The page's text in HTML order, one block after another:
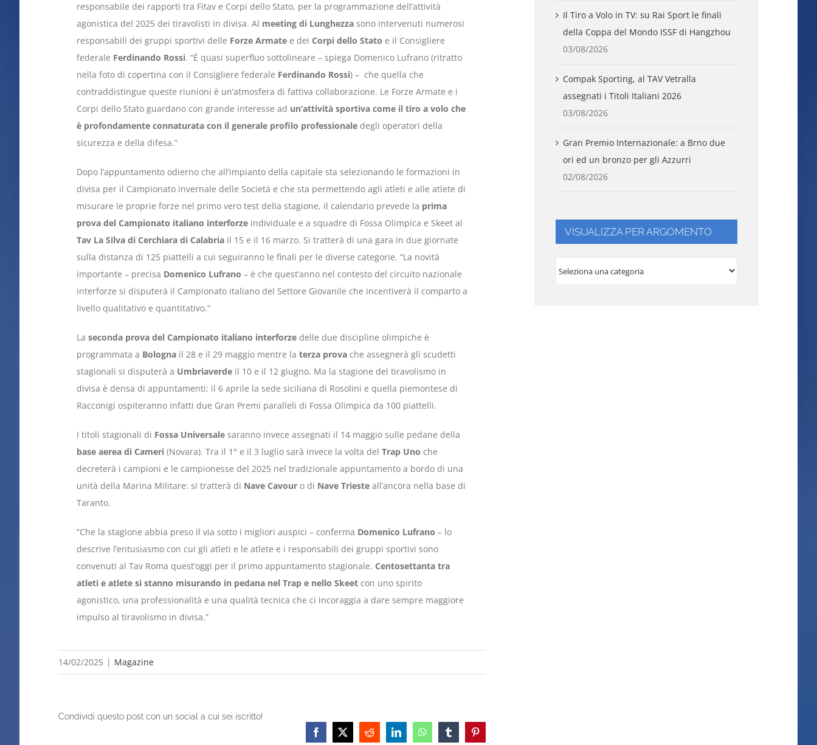
responsabile dei rapporti tra Fitav e Corpi dello Stato, per la programmazione dell’attività
agonistica del 2025 dei tiravolisti in divisa. Al meeting di Lunghezzasono intervenuti numerosi
responsabili dei gruppi sportivi delle Forze Armatee dei Corpi dello Stato e il Consigliere
federale Ferdinando Rossi. “È quasi superfluo sottolineare – spiega Domenico Lufrano (ritratto
nella foto di copertina con il Consigliere federale Ferdinando Rossi) – che quella che
contraddistingue queste riunioni è un’atmosfera di fattiva collaborazione. Le Forze Armate e i
Corpi dello Stato guardano con grande interesse ad un’attività sportiva come il tiro a volo che
è profondamente connaturata con il generale profilo professionaledegli operatori della
sicurezza e della difesa.”
Dopo l’appuntamento odierno che all’impianto della capitale sta selezionando le formazioni in
divisa per il Campionato invernale delle Società e che sta permettendo agli atleti e alle atlete di
misurare le proprie forze nel primo vero test della stagione, il calendario prevede la prima
prova del Campionato italiano interforzeindividuale e a squadre di Fossa Olimpica e Skeet al
Tav La Silva di Cerchiara di Calabriail 15 e il 16 marzo. Si tratterà di una gara in due giornate
sulla distanza di 125 piattelli a cui seguiranno le finali per le diverse categorie. “La novità
importante – precisa Domenico Lufrano – è che quest’anno nel contesto del circuito nazionale
interforze si disputerà il Campionato italiano del Settore Giovanile che incentiverà il comparto a
livello qualitativo e quantitativo.”
La seconda prova del Campionato italiano interforzedelle due discipline olimpiche è
programmata a Bolognail 28 e il 29 maggio mentre la terza provache assegnerà gli scudetti
stagionali si disputerà a Umbriaverdeil 10 e il 12 giugno. Ma la stagione del tiravolismo in
divisa è densa di appuntamenti: il 6 aprile la sede siciliana di Rosolini e quella piemontese di
Racconigi ospiteranno infatti due Gran Premi paralleli di Fossa Olimpica da 100 piattelli.
I titoli stagionali di Fossa Universalesaranno invece assegnati il 14 maggio sulle pedane della
base aerea di Cameri(Novara). Tra il 1° e il 3 luglio sarà invece la volta del Trap Uno che
decreterà i campioni e le campionesse del 2025 nel tradizionale appuntamento a bordo di una
unità della Marina Militare: si tratterà di Nave Cavouro di Nave Triesteall’ancora nella base di
Taranto.
“Che la stagione abbia preso il via sotto i migliori auspici – conferma Domenico Lufrano – lo
descrive l’entusiasmo con cui gli atleti e le atlete e i responsabili dei gruppi sportivi sono
convenuti al Tav Roma quest’oggi per il primo appuntamento stagionale. Centosettanta tra
atleti e atlete si stanno misurando in pedana nel Trap e nello Skeetcon uno spirito
agonistico, una professionalità e una qualità tecnica che ci incoraggia a dare sempre maggiore
impulso al tiravolismo in divisa.”
14/02/2025 | Magazine
Condividi questo post con un social a cui sei iscritto!
Facebook
X RedditLinkedInWhatsAppTumblrPinterest
Il Tiro a Volo in TV: su Rai Sport le finali
della Coppa del Mondo ISSF di Hangzhou
03/08/2026
Compak Sporting, al TAV Vetralla
assegnati i Titoli Italiani 2026
03/08/2026
Gran Premio Internazionale: a Brno due
ori ed un bronzo per gli Azzurri
02/08/2026
VISUALIZZA PER ARGOMENTO